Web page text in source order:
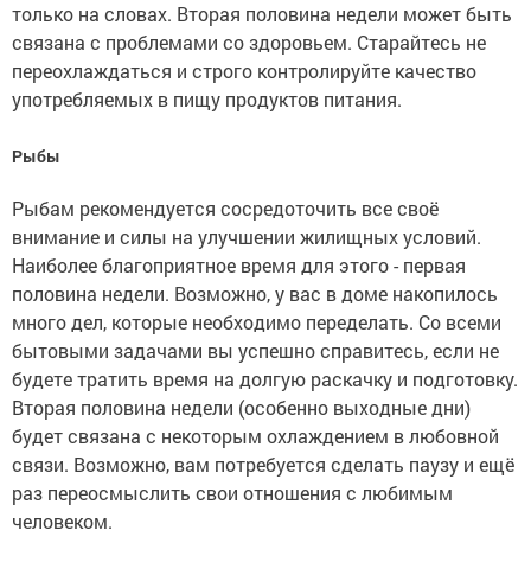
только на словах. Вторая половина недели может быть
связана с проблемами со здоровьем. Старайтесь не
переохлаждаться и строго контролируйте качество
употребляемых в пищу продуктов питания.
Рыбы
Рыбам рекомендуется сосредоточить все своё
внимание и силы на улучшении жилищных условий.
Наиболее благоприятное время для этого - первая
половина недели. Возможно, у вас в доме накопилось
много дел, которые необходимо переделать. Со всеми
бытовыми задачами вы успешно справитесь, если не
будете тратить время на долгую раскачку и подготовку.
Вторая половина недели (особенно выходные дни)
будет связана с некоторым охлаждением в любовной
связи. Возможно, вам потребуется сделать паузу и ещё
раз переосмыслить свои отношения с любимым
человеком.